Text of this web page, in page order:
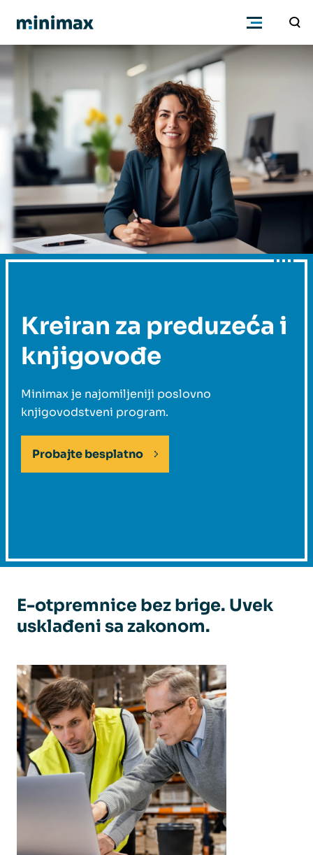
Knjigovođe
Program
Cenovnik
Podrška
Kreiran za preduzeća i
knjigovođe
Minimax je najomiljeniji poslovno
knjigovodstveni program.
Probajte besplatno
E-otpremnice bez brige. Uvek
usklađeni sa zakonom.